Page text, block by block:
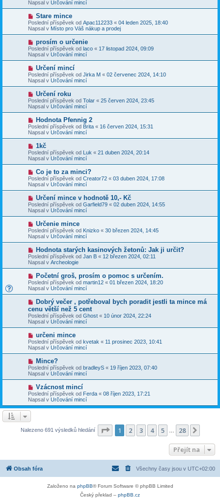
e
k
s
p
ě
v
e
k
ý
p
í
s
p
ě
v
e
k
Napsal v Určování mincí
N
o
v
ý
í
s
p
ě
v
e
k
Stare mince
Poslední příspěvek od Apac112233 « 04 leden 2025, 18:40
Napsal v Místo pro Váš nákup a prodej
N
o
v
ý
p
í
s
p
ě
v
e
k
prosím o určenie
Poslední příspěvek od laco « 17 listopad 2024, 09:09
Napsal v Určování mincí
N
o
v
ý
p
í
s
p
v
e
k
Určení mincí
Poslední příspěvek od Jirka M « 02 červenec 2024, 14:10
Napsal v Určování mincí
N
o
v
ý
p
í
s
p
ě
v
e
k
Určení roku
Poslední příspěvek od Tolar « 25 červen 2024, 23:45
Napsal v Určování mincí
N
o
v
ý
í
s
p
ě
v
e
k
Hodnota Pfennig 2
Poslední příspěvek od Brita « 16 červen 2024, 15:31
Napsal v Určování mincí
N
o
v
ý
í
s
p
ě
v
e
k
1kč
Poslední příspěvek od Luk « 21 duben 2024, 20:14
Napsal v Určování mincí
N
o
v
ý
p
í
s
p
ě
v
e
k
Co je to za minci?
Poslední příspěvek od Creator72 « 03 duben 2024, 17:08
Napsal v Určování mincí
N
o
v
ý
p
í
s
p
v
e
k
Určení mince v hodnotě 10,- Kč
Poslední příspěvek od Garfield79 « 02 duben 2024, 14:55
Napsal v Určování mincí
N
o
v
ý
p
í
s
p
v
e
k
Určenie mince
Poslední příspěvek od Knizko « 30 březen 2024, 14:45
Napsal v Určování mincí
N
o
v
ý
p
í
s
p
v
e
k
Hodnota starých kasinových žetonů: Jak ji určit?
Poslední příspěvek od Jan B « 12 březen 2024, 02:11
Napsal v Archeologie
N
o
v
ý
p
í
s
p
ě
v
e
k
Početní groš, prosím o pomoc s určením.
Poslední příspěvek od martin12 « 01 březen 2024, 18:20
Napsal v Určování mincí
N
v
ý
p
ř
s
p
ě
v
e
k
Dobrý večer , potřeboval bych poradit jestli ta mince má
cenu větší než 5 cent
Poslední příspěvek od Ghost « 10 únor 2024, 22:24
Napsal v Určování mincí
N
o
v
ý
p
í
s
p
ě
v
e
k
určeni mince
Poslední příspěvek od kvetak « 11 prosinec 2023, 10:41
Napsal v Určování mincí
N
o
v
ý
p
í
s
p
k
Mince?
Poslední příspěvek od bradleyS « 19 říjen 2023, 07:40
Napsal v Určování mincí
N
o
v
ý
p
p
Vzácnost mincí
Poslední příspěvek od Ferda « 08 říjen 2023, 17:21
Napsal v Určování mincí
Nalezeno 691 výsledků hledání Stránka z 28
1 2 3 4 5 28
Přejít na
Obsah fóra Všechny časy jsou v UTC+02:00
Založeno na phpBB® Forum Software © phpBB Limited
Český překlad – phpBB.cz